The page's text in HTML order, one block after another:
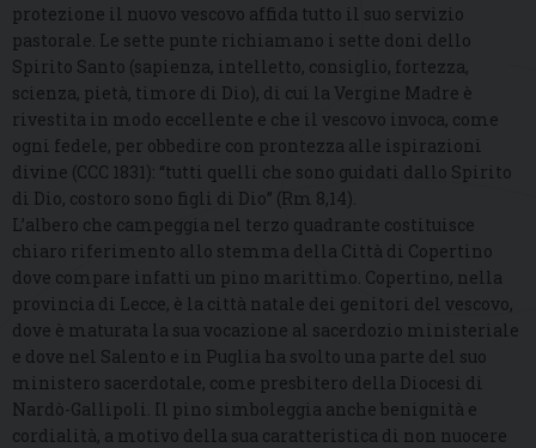
protezione il nuovo vescovo affida tutto il suo servizio
pastorale. Le sette punte richiamano i sette doni dello
Spirito Santo (sapienza, intelletto, consiglio, fortezza,
scienza, pietà, timore di Dio), di cui la Vergine Madre è
rivestita in modo eccellente e che il vescovo invoca, come
ogni fedele, per obbedire con prontezza alle ispirazioni
divine (CCC 1831): “tutti quelli che sono guidati dallo Spirito
di Dio, costoro sono figli di Dio” (Rm 8,14).
L’albero che campeggia nel terzo quadrante costituisce
chiaro riferimento allo stemma della Città di Copertino
dove compare infatti un pino marittimo. Copertino, nella
provincia di Lecce, è la città natale dei genitori del vescovo,
dove è maturata la sua vocazione al sacerdozio ministeriale
e dove nel Salento e in Puglia ha svolto una parte del suo
ministero sacerdotale, come presbitero della Diocesi di
Nardò-Gallipoli. Il pino simboleggia anche benignità e
cordialità, a motivo della sua caratteristica di non nuocere